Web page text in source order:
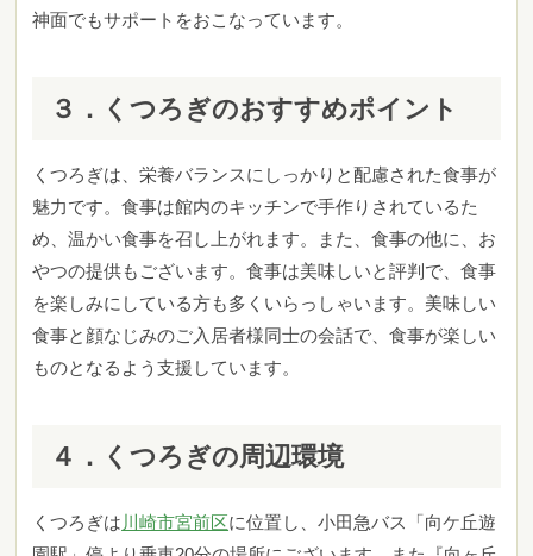
神面でもサポートをおこなっています。
３．くつろぎのおすすめポイント
くつろぎは、栄養バランスにしっかりと配慮された食事が
魅力です。食事は館内のキッチンで手作りされているた
め、温かい食事を召し上がれます。また、食事の他に、お
やつの提供もございます。食事は美味しいと評判で、食事
を楽しみにしている方も多くいらっしゃいます。美味しい
食事と顔なじみのご入居者様同士の会話で、食事が楽しい
ものとなるよう支援しています。
４．くつろぎの周辺環境
くつろぎは 川崎市宮前区に位置し、小田急バス「向ケ丘遊